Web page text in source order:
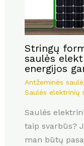
Stringų
saulės
energijos
Antžeminės
Saulės elektrinių
Saulės
taip svarbūs?
man būtų